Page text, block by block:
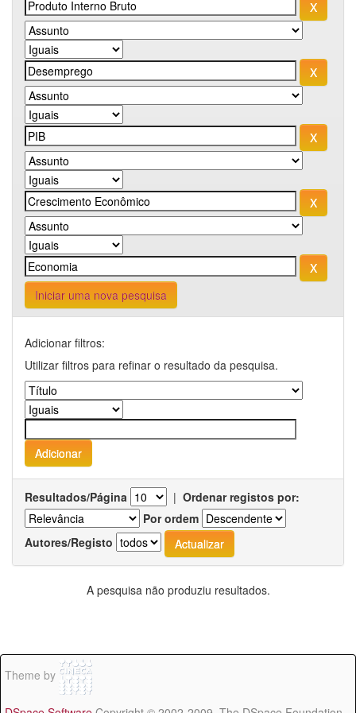
Iniciar uma nova pesquisa
Adicionar filtros:
Utilizar filtros para refinar o resultado da pesquisa.
Resultados/Página | Ordenar registos por:
Por ordem
Autores/Registo
A pesquisa não produziu resultados.
Theme by